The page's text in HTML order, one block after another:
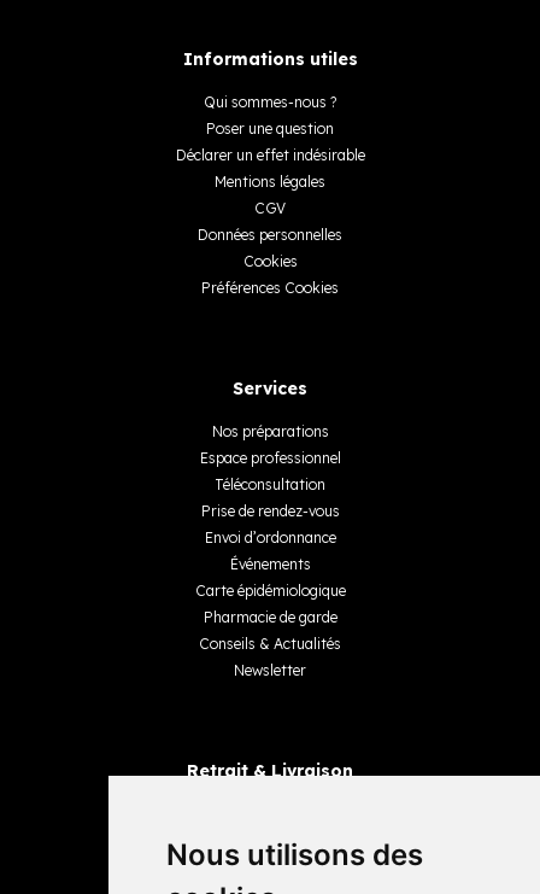
Nous utilisons des
Informations utiles
Qui sommes-nous ?
Poser une question
Déclarer un effet indésirable
Mentions légales
CGV
Données personnelles
Cookies
Préférences Cookies
Services
Nos préparations
Espace professionnel
Téléconsultation
Prise de rendez-vous
Envoi d’ordonnance
Événements
Carte épidémiologique
Pharmacie de garde
Conseils & Actualités
Newsletter
Retrait & Livraison
Livraisons